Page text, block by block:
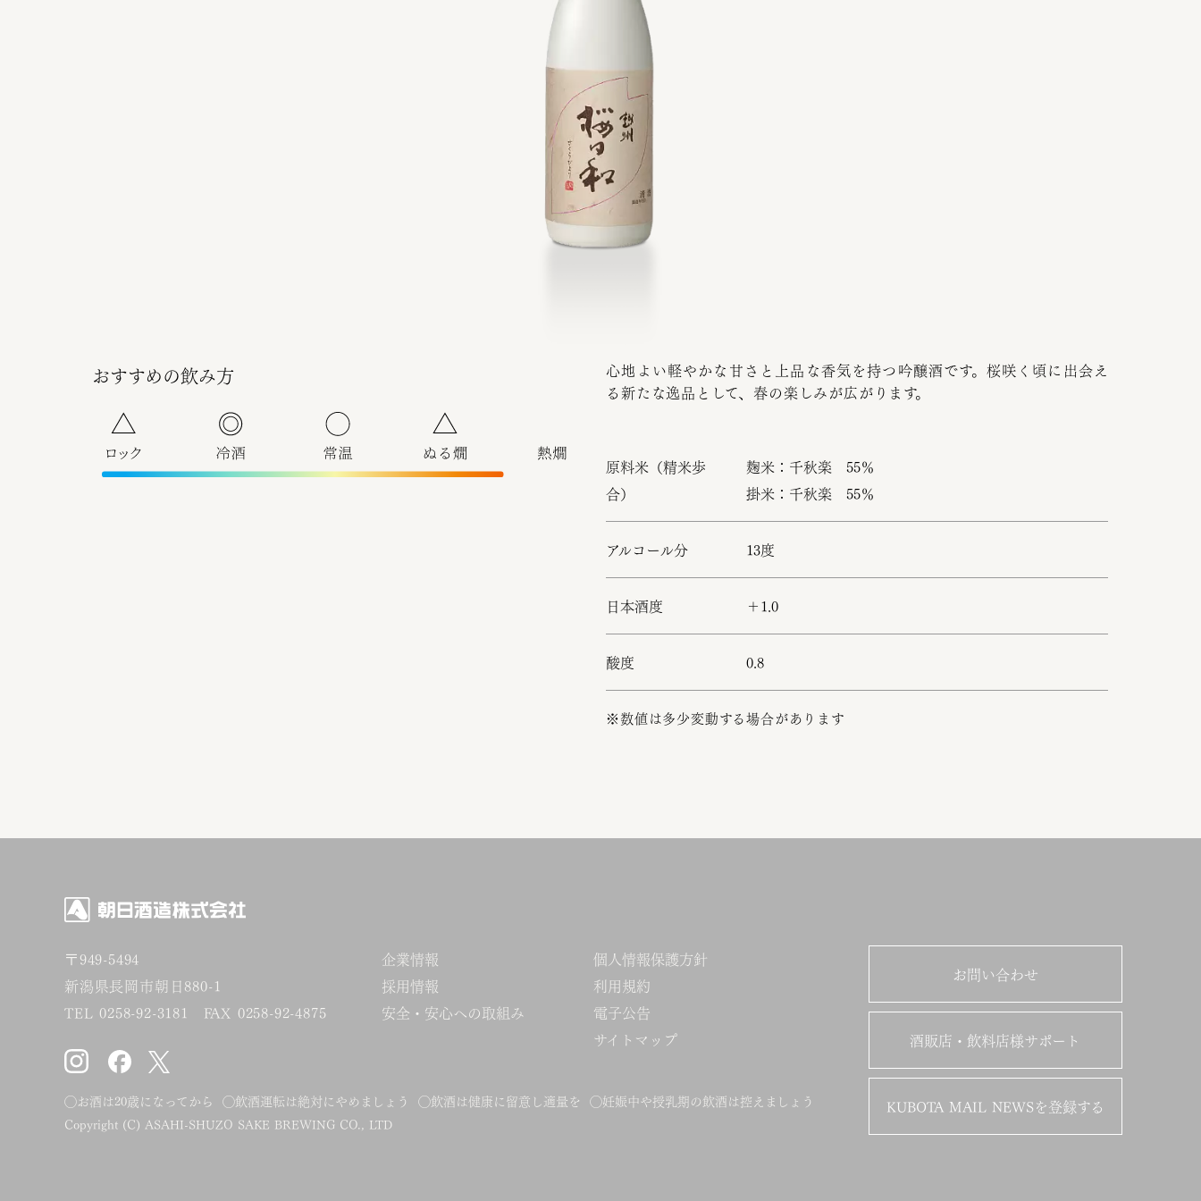
おすすめの飲み方
心地よい軽やかな甘さと上品な香気を持つ吟醸酒です。桜咲く頃に出会え
る新たな逸品として、春の楽しみが広がります。
原料米（精米歩
合）
麹米：千秋楽 55％
掛米：千秋楽 55％
アルコール分 13度
日本酒度 ＋1.0
酸度 0.8
※数値は多少変動する場合があります
〒949-5494
新潟県長岡市朝日880-1
TEL 0258-92-3181 FAX 0258-92-4875
企業情報
採用情報
安全・安心への取組み
個人情報保護方針
利用規約
電子公告
サイトマップ
お問い合わせ
酒販店・飲料店様サポート
KUBOTA MAIL NEWSを登録する
◯お酒は20歳になってから ◯飲酒運転は絶対にやめましょう ◯飲酒は健康に留意し適量を ◯妊娠中や授乳期の飲酒は控えましょう
Copyright (C) ASAHI-SHUZO SAKE BREWING CO., LTD